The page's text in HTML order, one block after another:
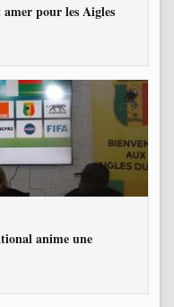
pour les Aigles
anime une